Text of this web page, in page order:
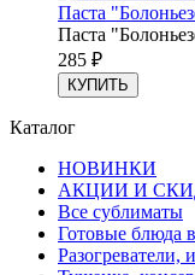
Паста
Паста
285 ₽
КУПИТЬ
Каталог
НОВИНКИ
АКЦИИ И
Все сублиматы
Готовые блюда
Разогреватели,